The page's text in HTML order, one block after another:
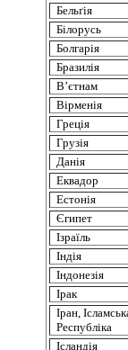
Бельґiя
Білорусь
Болгарія
Бразилія
В’єтнам
Вірменія
Греція
Грузія
Данія
Еквадор
Естонія
Єгипет
Ізраїль
Індія
Індонезія
Ірак
Іран,
Республіка
Ісландія